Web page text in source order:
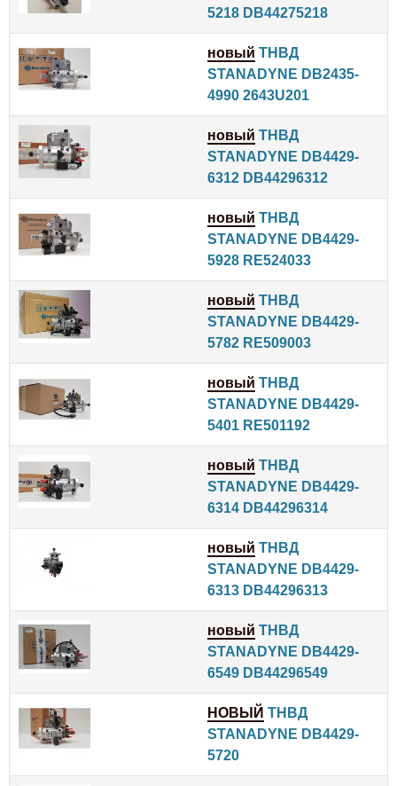
5218 DB44275218
новый ТНВД
STANADYNE DB2435-
4990 2643U201
новый ТНВД
STANADYNE DB4429-
6312 DB44296312
новый ТНВД
STANADYNE DB4429-
5928 RE524033
новый ТНВД
STANADYNE DB4429-
5782 RE509003
новый ТНВД
STANADYNE DB4429-
5401 RE501192
новый ТНВД
STANADYNE DB4429-
6314 DB44296314
новый ТНВД
STANADYNE DB4429-
6313 DB44296313
новый ТНВД
STANADYNE DB4429-
6549 DB44296549
НОВЫЙ ТНВД
STANADYNE DB4429-
5720